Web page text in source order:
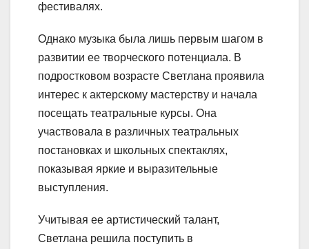
фестивалях.
Однако музыка была лишь первым шагом в
развитии ее творческого потенциала. В
подростковом возрасте Светлана проявила
интерес к актерскому мастерству и начала
посещать театральные курсы. Она
участвовала в различных театральных
постановках и школьных спектаклях,
показывая яркие и выразительные
выступления.
Учитывая ее артистический талант,
Светлана решила поступить в